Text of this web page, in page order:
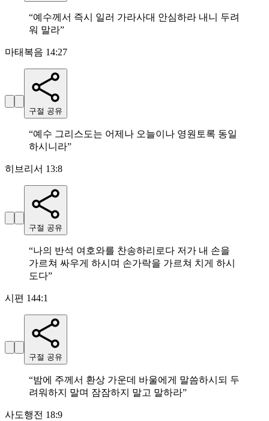
“예수께서 즉시 일러 가라사대 안심하라 내니 두려
워 말라”
마태복음 14:27
구절 공유
“예수 그리스도는 어제나 오늘이나 영원토록 동일
하시니라”
히브리서 13:8
구절 공유
“나의 반석 여호와를 찬송하리로다 저가 내 손을
가르쳐 싸우게 하시며 손가락을 가르쳐 치게 하시
도다”
시편 144:1
구절 공유
“밤에 주께서 환상 가운데 바울에게 말씀하시되 두
려워하지 말며 잠잠하지 말고 말하라”
사도행전 18:9